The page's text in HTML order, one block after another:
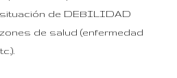
situación de DEBILIDAD
de salud (enfermedad